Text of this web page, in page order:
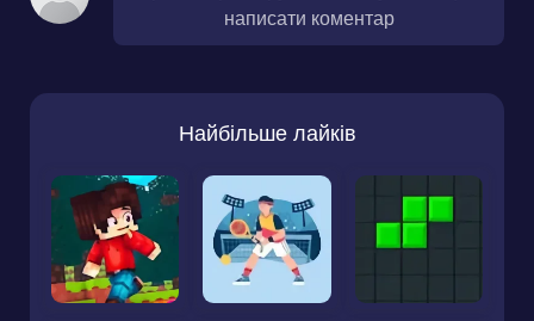
написати коментар
Найбільше лайків